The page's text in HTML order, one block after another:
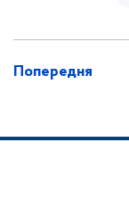
Попередня